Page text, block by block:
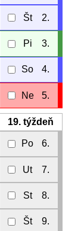
Št 2.
Pi 3.
So 4.
Ne 5.
19. týždeň
Po 6.
Ut 7.
St 8.
Št 9.